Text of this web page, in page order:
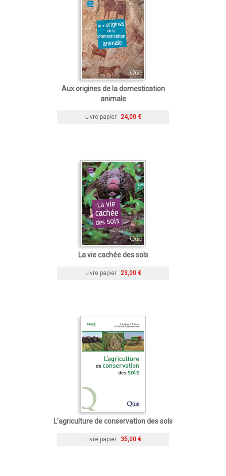
Aux origines de la domestication
animale
Livre papier 24,00 €
La vie cachée des sols
Livre papier 23,00 €
L'agriculture de conservation des sols
Livre papier 35,00 €